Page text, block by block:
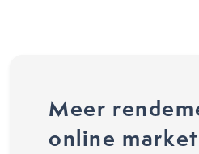
Meer
online